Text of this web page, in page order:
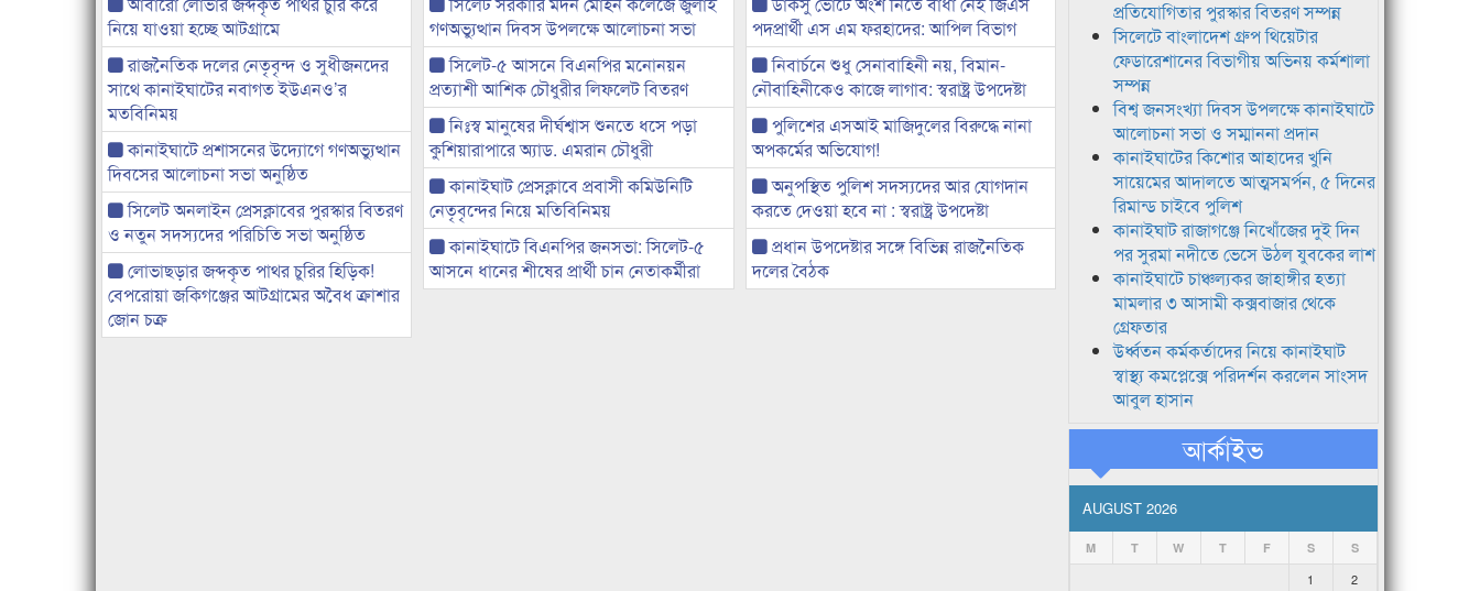
নিয়ে যাওয়া হচ্ছে আটগ্রামে
রাজনৈতিক দলের নেতৃবৃন্দ ও সুধীজনদের
সাথে কানাইঘাটের নবাগত ইউএনও’র
মতবিনিময়
কানাইঘাটে প্রশাসনের উদ্যোগে গণঅভ্যুত্থান
দিবসের আলোচনা সভা অনুষ্ঠিত
সিলেট অনলাইন প্রেসক্লাবের পুরস্কার বিতরণ
ও নতুন সদস্যদের পরিচিতি সভা অনুষ্ঠিত
লোভাছড়ার জব্দকৃত পাথর চুরির হিড়িক!
বেপরোয়া জকিগঞ্জের আটগ্রামের অবৈধ ক্রাশার
জোন চক্র
গণঅভ্যুত্থান দিবস উপলক্ষে আলোচনা সভা
সিলেট-৫ আসনে বিএনপির মনোনয়ন
প্রত্যাশী আশিক চৌধুরীর লিফলেট বিতরণ
নিঃস্ব মানুষের দীর্ঘশ্বাস শুনতে ধসে পড়া
কুশিয়ারাপারে অ্যাড. এমরান চৌধুরী
কানাইঘাট প্রেসক্লাবে প্রবাসী কমিউনিটি
নেতৃবৃন্দের নিয়ে মতিবিনিময়
কানাইঘাটে বিএনপির জনসভা: সিলেট-৫
আসনে ধানের শীষের প্রার্থী চান নেতাকর্মীরা
পদপ্রার্থী এস এম ফরহাদের: আপিল বিভাগ
নিবার্চনে শুধু সেনাবাহিনী নয়, বিমান-
নৌবাহিনীকেও কাজে লাগাব: স্বরাষ্ট্র উপদেষ্টা
পুলিশের এসআই মাজিদুলের বিরুদ্ধে নানা
অপকর্মের অভিযোগ!
অনুপস্থিত পুলিশ সদস্যদের আর যোগদান
করতে দেওয়া হবে না : স্বরাষ্ট্র উপদেষ্টা
প্রধান উপদেষ্টার সঙ্গে বিভিন্ন রাজনৈতিক
দলের বৈঠক
প্রতিযোগিতার পুরস্কার বিতরণ সম্পন্ন
সিলেটে বাংলাদেশ গ্রুপ থিয়েটার
ফেডারেশানের বিভাগীয় অভিনয় কর্মশালা
সম্পন্ন
বিশ্ব জনসংখ্যা দিবস উপলক্ষে কানাইঘাটে
আলোচনা সভা ও সম্মাননা প্রদান
কানাইঘাটের কিশোর আহাদের খুনি
সায়েমের আদালতে আত্মসমর্পন, ৫ দিনের
রিমান্ড চাইবে পুলিশ
কানাইঘাট রাজাগঞ্জে নিখোঁজের দুই দিন
পর সুরমা নদীতে ভেসে উঠল যুবকের লাশ
কানাইঘাটে চাঞ্চল্যকর জাহাঙ্গীর হত্যা
মামলার ৩ আসামী কক্সবাজার থেকে
গ্রেফতার
উর্ধ্বতন কর্মকর্তাদের নিয়ে কানাইঘাট
স্বাস্থ্য কমপ্লেক্সে পরিদর্শন করলেন সাংসদ
আবুল হাসান
আর্কাইভ
AUGUST 2026
M T W T F S S
1
2